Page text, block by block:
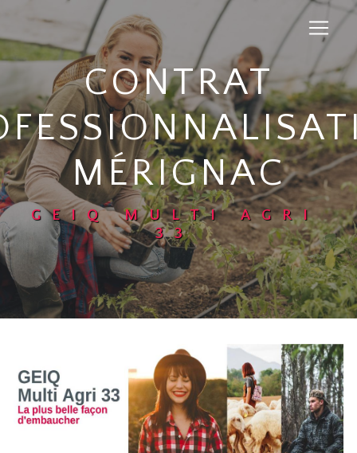
CONTRAT
MÉRIGNAC
GEIQ MULTI AGRI
33
Panneau de gestion des cookies